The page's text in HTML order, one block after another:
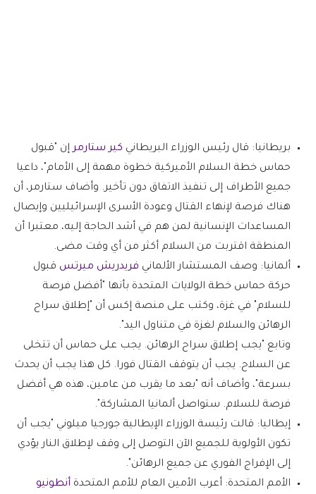
بريطانيا: قال رئيس الوزراء البريطاني كير ستارمرإن "قبول
حماس خطة السلام الأميركية خطوة مهمة إلى الأمام"، داعيا
جميع الأطراف إلى تنفيذ الاتفاق دون تأخير. وأضاف ستارمر، أن
هناك فرصة لإنهاء القتال وعودة الأسرى الإسرائيليين وإيصال
المساعدات الإنسانية لمن هم في أشد الحاجة إليه، معتبرا أن
المنطقة اقتربت من السلام أكثر من أي وقت مضى.
ألمانيا: وصف المستشار الألماني فريدريش ميرتس قبول
حركة حماس خطة الولايات المتحدة بأنها "أفضل فرصة
للسلام" في غزة، وكتب على منصة إكس أن "إطلاق سراح
الرهائن والسلام لغزة في متناول اليد".
وتابع "يجب إطلاق سراح الرهائن. يجب على حماس أن تتخلى
عن السلاح. يجب أن يتوقف القتال فورا. كل هذا يجب أن يحدث
بسرعة"، وأضاف أنه "بعد ما يقرب من عامين، هذه هي أفضل
فرصة للسلام. ستواصل ألمانيا المشاركة".
إيطاليا: قالت رئيسة الوزراء الإيطالية جورجيا ميلوني "يجب أن
تكون الأولوية للجميع الآن التوصل إلى وقف لإطلاق النار يؤدي
إلى الإفراج الفوري عن جميع الرهائن".
الأمم المتحدة: أعرب الأمين العام للأمم المتحدة أنطونيو